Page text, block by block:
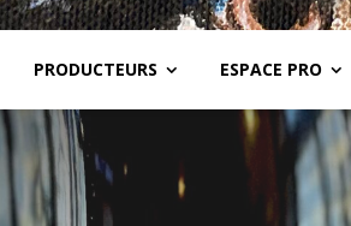
PRODUCTEURS ESPACE PRO